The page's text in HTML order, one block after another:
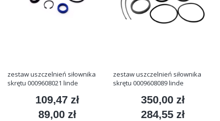
zestaw uszczelnień siłownika
skrętu 0009608021 linde
Cena
109,47 zł
Cena
89,00 zł
zestaw uszczelnień siłownika
skrętu 0009608089 linde
Cena
350,00 zł
Cena
284,55 zł